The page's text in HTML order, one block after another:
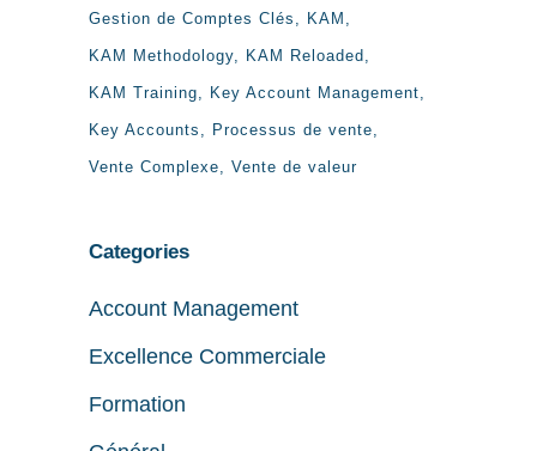
Gestion de Comptes Clés KAM
KAM Methodology KAM Reloaded
KAM Training Key Account Management
Key Accounts Processus de vente
Vente Complexe Vente de valeur
Categories
Account Management
Excellence Commerciale
Formation